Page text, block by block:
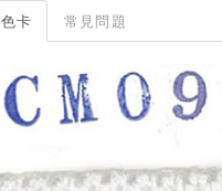
色卡 常見問題